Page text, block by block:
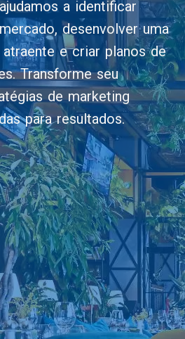
a identificar
desenvolver uma
e criar planos de
Transforme seu
de marketing
para resultados.